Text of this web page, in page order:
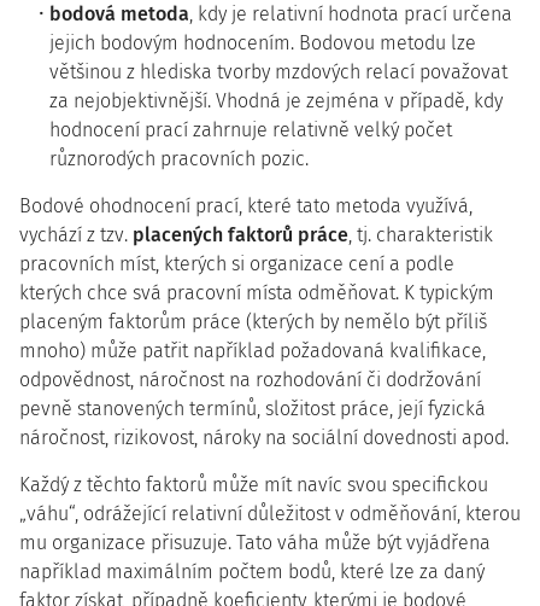
bodová metoda, kdy je relativní hodnota prací určena
jejich bodovým hodnocením. Bodovou metodu lze
většinou z hlediska tvorby mzdových relací považovat
za nejobjektivnější. Vhodná je zejména v případě, kdy
hodnocení prací zahrnuje relativně velký počet
různorodých pracovních pozic.
Bodové ohodnocení prací, které tato metoda využívá,
vychází z tzv. placených faktorů práce, tj. charakteristik
pracovních míst, kterých si organizace cení a podle
kterých chce svá pracovní místa odměňovat. K typickým
placeným faktorům práce (kterých by nemělo být příliš
mnoho) může patřit například požadovaná kvalifikace,
odpovědnost, náročnost na rozhodování či dodržování
pevně stanovených termínů, složitost práce, její fyzická
náročnost, rizikovost, nároky na sociální dovednosti apod.
Každý z těchto faktorů může mít navíc svou specifickou
„váhu“, odrážející relativní důležitost v odměňování, kterou
mu organizace přisuzuje. Tato váha může být vyjádřena
například maximálním počtem bodů, které lze za daný
faktor získat, případně koeficienty, kterými je bodové